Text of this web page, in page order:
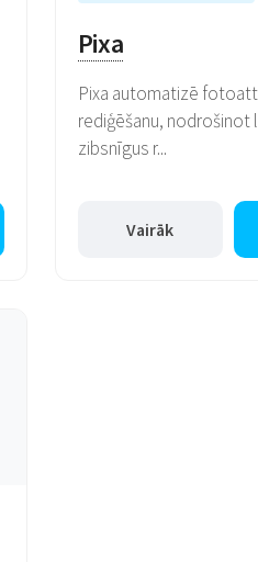
Pixa
Pixa automatizē
rediģēšanu, nodrošinot
zibsnīgus r...
Vairāk